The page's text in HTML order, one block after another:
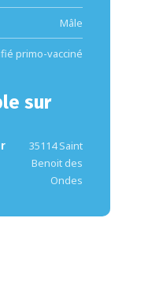
Mâle
primo-vacciné
sur
35114 Saint
Benoit des
Ondes